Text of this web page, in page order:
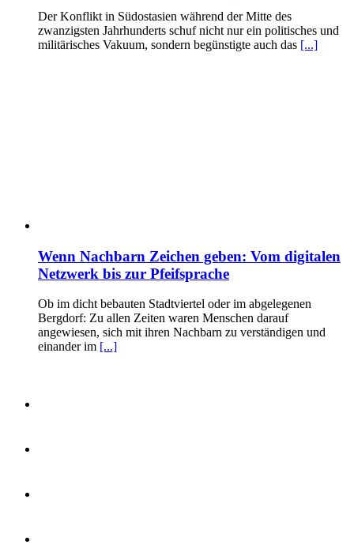
Der Konflikt in Südostasien während der Mitte des
zwanzigsten Jahrhunderts schuf nicht nur ein politisches und
militärisches Vakuum, sondern begünstigte auch das [...]
Wenn Nachbarn Zeichen geben: Vom digitalen
Netzwerk bis zur Pfeifsprache
Ob im dicht bebauten Stadtviertel oder im abgelegenen
Bergdorf: Zu allen Zeiten waren Menschen darauf
angewiesen, sich mit ihren Nachbarn zu verständigen und
einander im [...]